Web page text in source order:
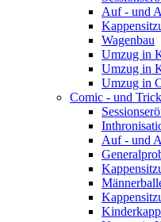
Auf - und
Wagenbau
Umzug in
Umzug in
Umzug in
Comic - und
Auf - und